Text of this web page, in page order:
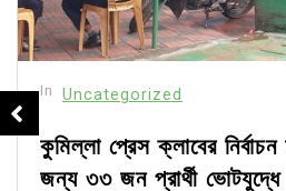
In Uncategorized
কুমিল্লা প্রেস ক্লাবের
জন্য ৩৩ জন প্রার্থী ভোটযুদ্ধে